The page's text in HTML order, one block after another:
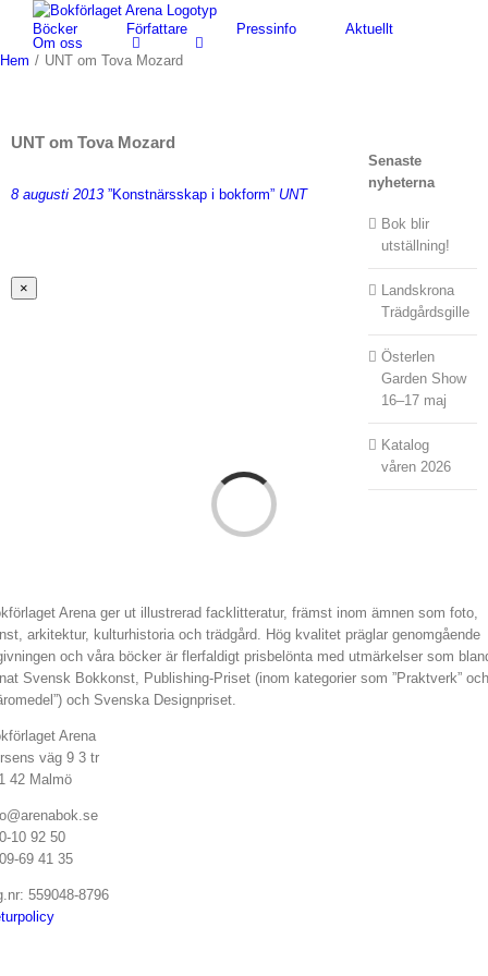
Fortsätt
innehållet
Böcker Författare Pressinfo
Aktuellt
Om oss
Hem / UNT om Tova Mozard
UNT om Tova Mozard
8 augusti 2013 ”Konstnärsskap i bokform” UNT
Senaste
nyheterna
Bok blir
utställning!
Landskrona
Trädgårdsgille
Österlen
Garden Show
16–17 maj
Katalog
våren 2026
Stäng
snabbvy
×
Arena ger ut illustrerad facklitteratur, främst inom ämnen som foto,
arkitektur, kulturhistoria och trädgård. Hög kvalitet präglar genomgående
och våra böcker är flerfaldigt prisbelönta med utmärkelser som
Svensk Bokkonst, Publishing-Priset (inom kategorier som ”Praktverk” och
och Svenska Designpriset.
Arena
väg 9 3 tr
42 Malmö
10 92 50
69 41 35
559048-8796